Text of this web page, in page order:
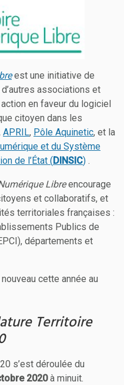
est une initiative de
associations et
en faveur du logiciel
citoyen dans les
APRIL, Pôle Aquinetic, et la
et du Système
de l’État ( DINSIC) .
Libreencourage
et collaboratifs, et
territoriales françaises :
Publics de
départements et
cette année au
Territoire
s’est déroulée du
2020à minuit.